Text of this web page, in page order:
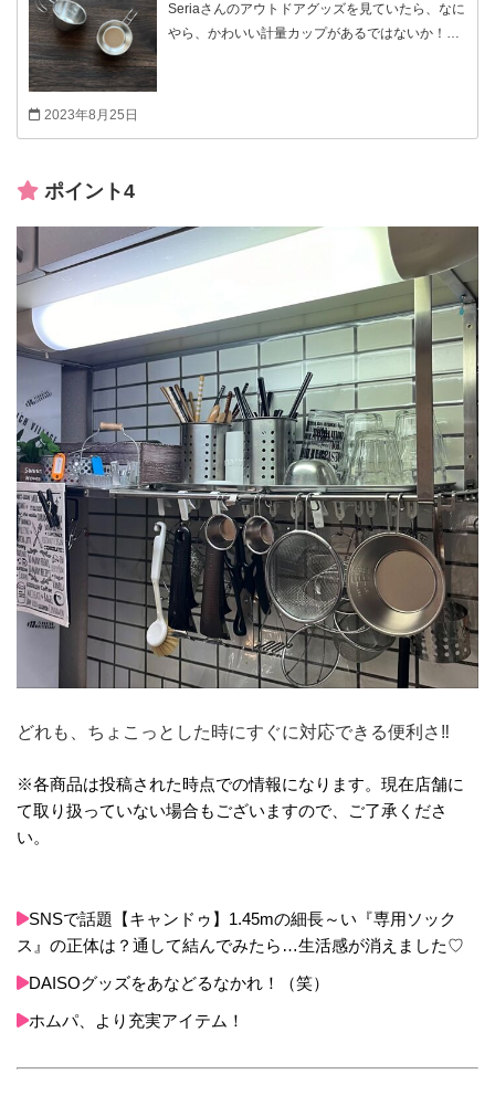
Seriaさんのアウトドアグッズを見ていたら、なに
やら、かわいい計量カップがあるではないか！！
カップを回します（笑） フックがある事で、目の
前にぶら下げておける。 つまりは、すぐに取れる
し、使い終われば、すぐに戻せる…これ、私にと
っては大事な要素なんです(^^)v あと2個買い足し
て、お料理の容器としても使えるなーって思って
るところです。 お酒のお供プレートに、ナッツ・
レーズンバター・オリーブとか入ってても、可愛
いと思いませんか？
2023年8月25日
ポイント4
どれも、ちょこっとした時にすぐに対応できる便利さ‼︎
※各商品は投稿された時点での情報になります。現在店舗に
て取り扱っていない場合もございますので、ご了承くださ
い。
SNSで話題【キャンドゥ】1.45mの細長～い『専用ソック
ス』の正体は？通して結んでみたら…生活感が消えました♡
DAISOグッズをあなどるなかれ！（笑）
ホムパ、より充実アイテム！